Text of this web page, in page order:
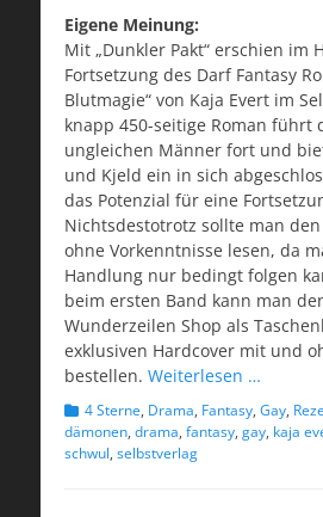
Eigene Meinung:
Mit „Dunkler Pakt“ erschien im
Fortsetzung des Darf Fantasy
Blutmagie“ von Kaja Evert im
knapp 450-seitige Roman führt
ungleichen Männer fort und
und Kjeld ein in sich
das Potenzial für eine
Nichtsdestotrotz sollte man
ohne Vorkenntnisse lesen, da
Handlung nur bedingt folgen
beim ersten Band kann man
Wunderzeilen Shop als
exklusiven Hardcover mit und
bestellen. Weiterlesen …
Kategorien
4 Sterne, Drama, Fantasy, Gay,
dämonen, drama, fantasy, gay, kaja
schwul, selbstverlag